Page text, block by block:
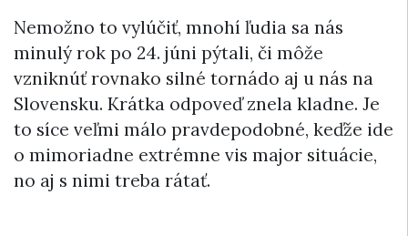
Nemožno to vylúčiť, mnohí ľudia sa nás
minulý rok po 24. júni pýtali, či môže
vzniknúť rovnako silné tornádo aj u nás na
Slovensku. Krátka odpoveď znela kladne. Je
to síce veľmi málo pravdepodobné, keďže ide
o mimoriadne extrémne vis major situácie,
no aj s nimi treba rátať.